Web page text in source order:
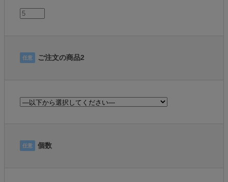
任意 ご注文の商品2
任意 個数